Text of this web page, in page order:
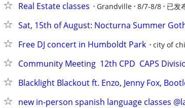
Real Estate classes Grandville 8/7-8/8 已发
Sat, 15th of August: Nocturna Summer
Free DJ concert in Humboldt Park city of
Community Meeting  12th CPD  CAPS
Blacklight Blackout ft. Enzo, Jenny Fox,
new in-person spanish language classes